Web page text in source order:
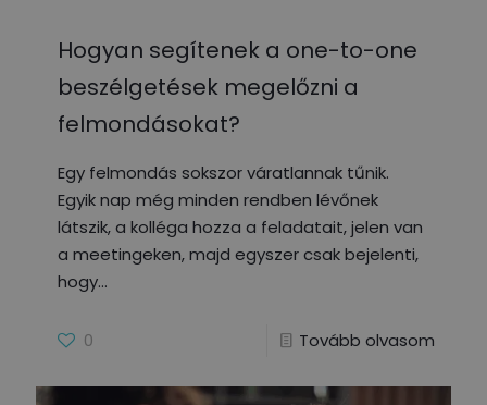
Hogyan segítenek a one-to-one
beszélgetések megelőzni a
felmondásokat?
Egy felmondás sokszor váratlannak tűnik.
Egyik nap még minden rendben lévőnek
látszik, a kolléga hozza a feladatait, jelen van
a meetingeken, majd egyszer csak bejelenti,
hogy
0 Tovább olvasom